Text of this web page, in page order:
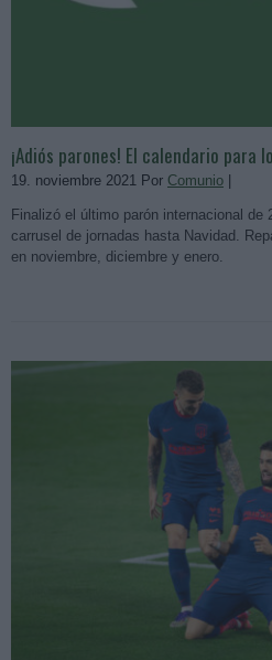
¡Adiós parones! El calendario para
19. noviembre 2021 Por Comunio
Finalizó el último parón internacional de
carrusel de jornadas hasta Navidad.
en noviembre, diciembre y enero.